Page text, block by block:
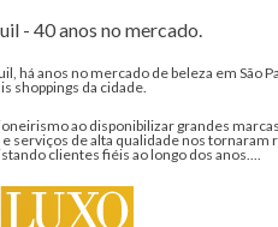
- 40 anos no mercado.
há anos no mercado de beleza em São
shoppings da cidade.
ao disponibilizar grandes
serviços de alta qualidade nos tornaram
clientes fiéis ao longo dos anos....